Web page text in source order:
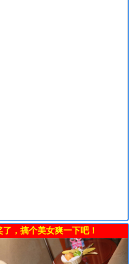
，搞个美女爽一下吧！